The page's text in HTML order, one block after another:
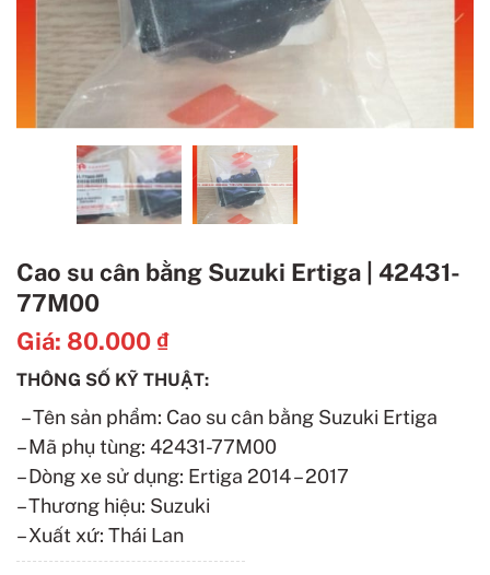
Cao su cân bằng Suzuki Ertiga | 42431-
77M00
Giá: 80.000₫
THÔNG SỐ KỸ THUẬT:
– Tên sản phẩm: Cao su cân bằng Suzuki Ertiga
– Mã phụ tùng: 42431-77M00
– Dòng xe sử dụng: Ertiga 2014 – 2017
– Thương hiệu: Suzuki
– Xuất xứ: Thái Lan